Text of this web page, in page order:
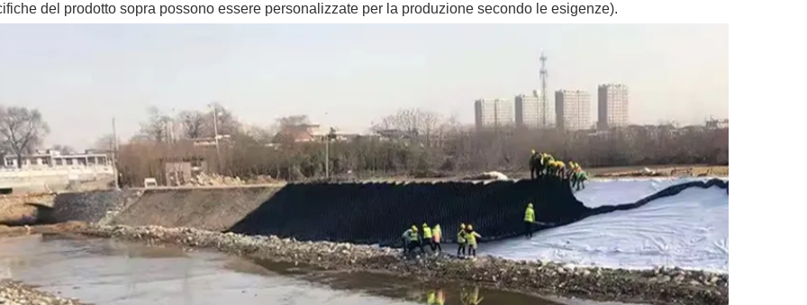
del prodotto sopra possono essere personalizzate per la produzione secondo le esigenze).